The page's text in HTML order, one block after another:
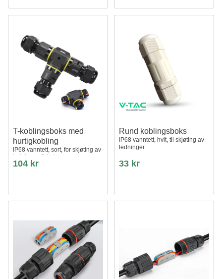
T-koblingsboks med
hurtigkobling
IP68 vanntett, sort, for skjøting av
ledninger, 3-leder
104 kr
Rund koblingsboks
IP68 vanntett, hvit, til skjøting av
ledninger
33 kr